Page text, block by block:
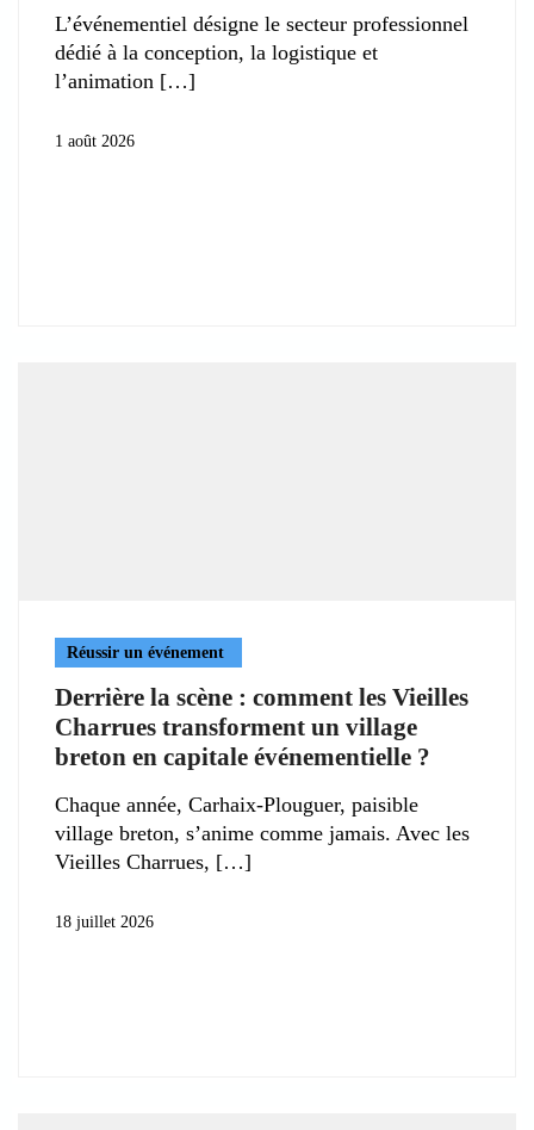
L’événementiel désigne le secteur professionnel
dédié à la conception, la logistique et
l’animation
1 août 2026
Réussir un événement
Derrière la scène : comment les Vieilles
Charrues transforment un village
breton en capitale événementielle ?
Chaque année, Carhaix-Plouguer, paisible
village breton, s’anime comme jamais. Avec les
Vieilles Charrues,
18 juillet 2026